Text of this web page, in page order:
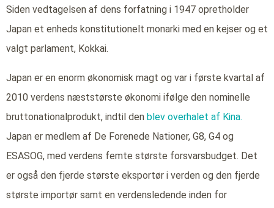
Siden vedtagelsen af dens forfatning i 1947 opretholder
Japan et enheds konstitutionelt monarki med en kejser og et
valgt parlament, Kokkai.
Japan er en enorm økonomisk magt og var i første kvartal af
2010 verdens næststørste økonomi ifølge den nominelle
bruttonationalprodukt, indtil den blev overhalet af Kina.
Japan er medlem af De Forenede Nationer, G8, G4 og
ESASOG, med verdens femte største forsvarsbudget. Det
er også den fjerde største eksportør i verden og den fjerde
største importør samt en verdensledende inden for